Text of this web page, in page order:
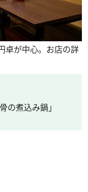
卓が中心。お店の詳
の煮込み鍋」